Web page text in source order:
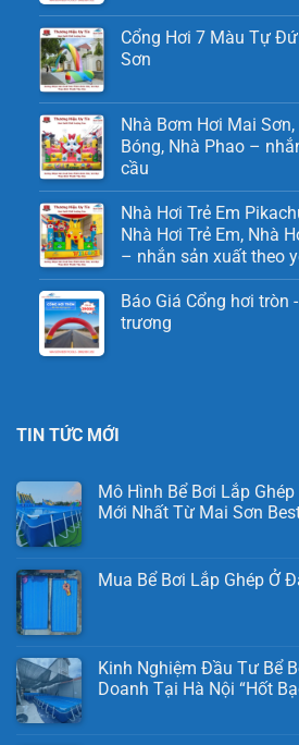
Cổng Hơi 7 Màu Tự
Sơn
Nhà Bơm Hơi Mai
Bóng, Nhà Phao –
cầu
Nhà Hơi Trẻ Em
Nhà Hơi Trẻ Em, Nhà
– nhắn sản xuất theo
Báo Giá Cổng hơi tròn
trương
TIN TỨC MỚI
Mô Hình Bể Bơi Lắp
Mới Nhất Từ Mai Sơn
Mua Bể Bơi Lắp Ghép Ở
Kinh Nghiệm Đầu Tư Bể
Doanh Tại Hà Nội “Hốt